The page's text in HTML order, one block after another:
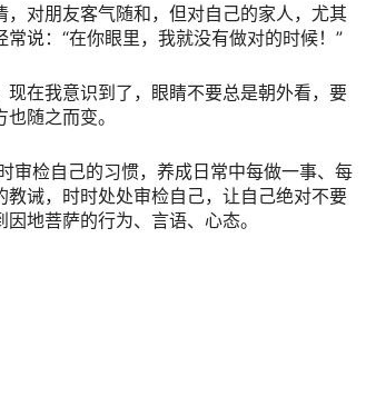
对朋友客气随和，但对自己的家人，尤其
说：“在你眼里，我就没有做对的时候！”
在我意识到了，眼睛不要总是朝外看，要
随之而变。
审检自己的习惯，养成日常中每做一事、每
诫，时时处处审检自己，让自己绝对不要
地菩萨的行为、言语、心态。